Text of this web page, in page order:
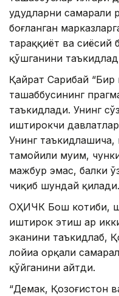
ҳудудларни
боғланган
тараққиёт ва сиёсий
қўшганини
Қайрат Сарибай “Бир
ташаббусининг
таъкидлади. Унинг
иштирокчи
Унинг
тамойили муҳим,
мажбур эмас, балки
чиқиб шундай қилади.
ОҲИЧК Бош котиби,
иштирок этиш ҳар
эканини таъкидлаб,
лойиҳа орқали
қўйганини айтди.
“Демак, Қозоғистон